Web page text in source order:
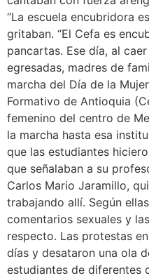
“La escuela encubridora
gritaban. “El Cefa es
pancartas. Ese día, al
egresadas, madres de
marcha del Día de la
Formativo de Antioquia
femenino del centro de
la marcha hasta esa
que las estudiantes
que señalaban a su
Carlos Mario Jaramillo,
trabajando allí. Según
comentarios sexuales y
respecto. Las protestas
días y desataron una ola
estudiantes de diferentes